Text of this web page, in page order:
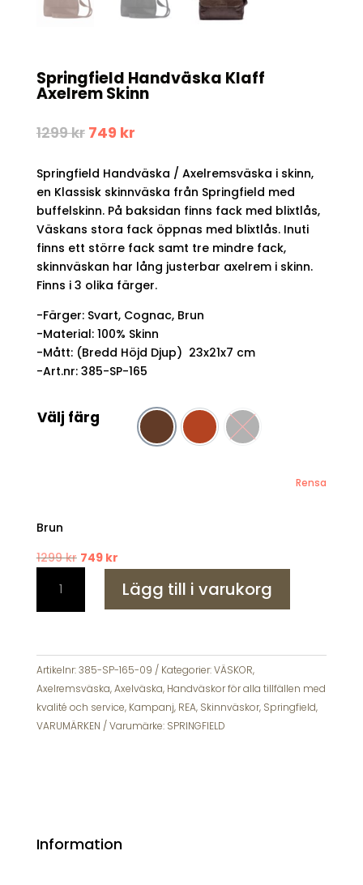
Springfield Handväska Klaff
Axelrem Skinn
1299kr Det
var:
1299 kr.
749 krDet
är:
749 kr.
Springfield Handväska / Axelremsväska i skinn,
en Klassisk skinnväska från Springfield med
buffelskinn. På baksidan finns fack med blixtlås,
Väskans stora fack öppnas med blixtlås. Inuti
finns ett större fack samt tre mindre fack,
skinnväskan har lång justerbar axelrem i skinn.
Finns i 3 olika färger.
-Färger: Svart, Cognac, Brun
-Material: 100% Skinn
-Mått: (Bredd Höjd Djup) 23x21x7 cm
-Art.nr: 385-SP-165
Välj färg
Brun CognacSvart
Rensa
Brun
1299kr Det
var:
749 krDet
priset
är:
Springfield
Handväska
Klaff
Skinn
mängd
Lägg till i varukorg
Artikelnr:385-SP-165-09 Kategorier:VÄSKOR,
Axelremsväska,Axelväska, Handväskor för alla tillfällen med
kvalité och service, Kampanj, REA, Skinnväskor, Springfield,
VARUMÄRKEN
Varumärke: SPRINGFIELD
Information